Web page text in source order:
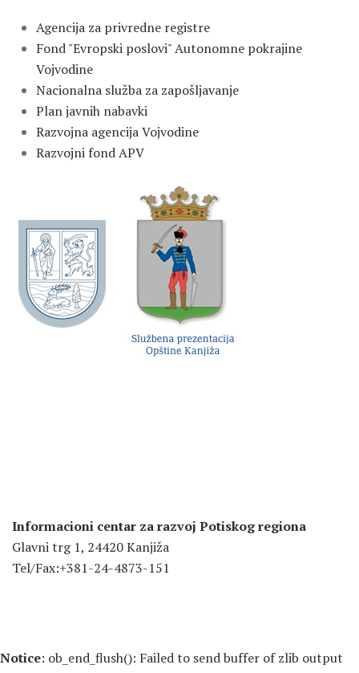
Agencija za privredne registre
Fond "Evropski poslovi" Autonomne pokrajine
Vojvodine
Nacionalna služba za zapošljavanje
Plan javnih nabavki
Razvojna agencija Vojvodine
Razvojni fond APV
Informacioni centar za razvoj Potiskog regiona
Glavni trg 1, 24420 Kanjiža
Tel/Fax:+381-24-4873-151
Notice: ob_end_flush(): Failed to send buffer of zlib output